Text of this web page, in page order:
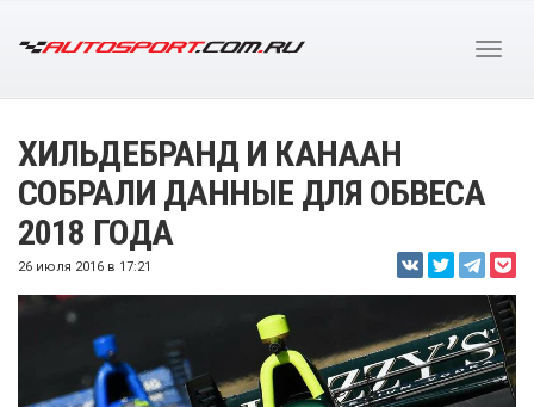
ХИЛЬДЕБРАНД И КАНААН
СОБРАЛИ ДАННЫЕ ДЛЯ ОБВЕСА
2018 ГОДА
26 июля 2016 в 17:21